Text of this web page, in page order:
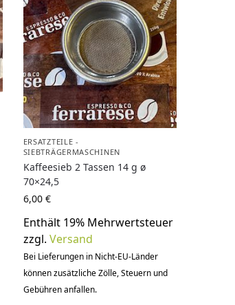
ERSATZTEILE -
SIEBTRÄGERMASCHINEN
Kaffeesieb 2 Tassen 14 g ø
70×24,5
6,00 €
Enthält 19% Mehrwertsteuer
zzgl. Versand
Bei Lieferungen in Nicht-EU-Länder
können zusätzliche Zölle, Steuern und
Gebühren anfallen.